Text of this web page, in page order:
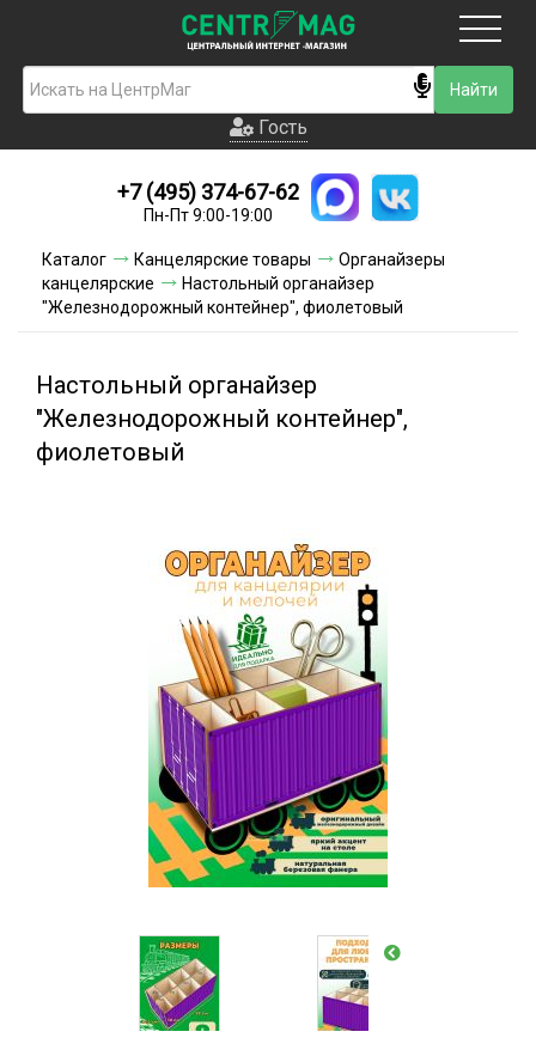
Гость
Новинки
Условия доставки
Условия оплаты
Акции и скидки
Гость
+7 (495) 374-67-62
Пн-Пт 9:00-19:00
Каталог Канцелярские товары
Органайзеры
канцелярские
Настольный органайзер
"Железнодорожный контейнер", фиолетовый
Настольный органайзер
"Железнодорожный контейнер",
фиолетовый